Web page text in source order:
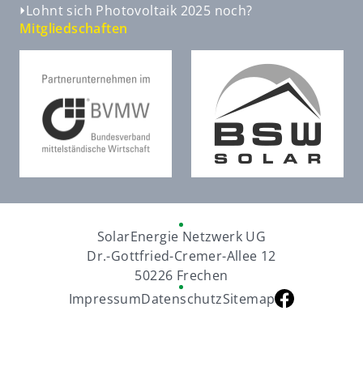
Lohnt sich Photovoltaik 2025 noch?
Mitgliedschaften
SolarEnergie Netzwerk UG
Dr.-Gottfried-Cremer-Allee 12
50226 Frechen
ImpressumDatenschutzSitemap